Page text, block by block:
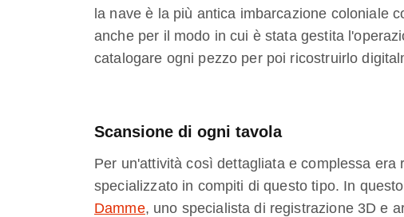
la nave è la più antica imbarcazione coloniale
anche per il modo in cui è stata gestita
catalogare ogni pezzo per poi ricostruirlo
Scansione di ogni tavola
Per un'attività così dettagliata e complessa era
specializzato in compiti di questo tipo. In
Damme, uno specialista di registrazione 3D e